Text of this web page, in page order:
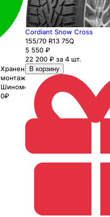
Хранение до
монтажа 0₽
Шиномонтаж
0₽
Cordiant Snow Cross
155/70 R13 75Q
5 550 ₽
22 200 ₽ за 4 шт.
В корзину